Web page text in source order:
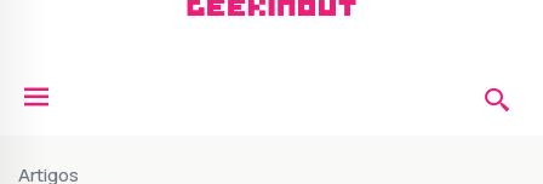
Artigos